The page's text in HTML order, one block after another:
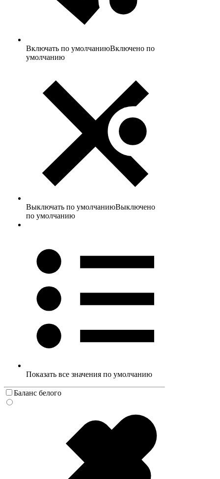
Включать по умолчаниюВключено по
умолчанию
Выключать по умолчаниюВыключено
по умолчанию
Показать все значения по умолчанию
Баланс белого